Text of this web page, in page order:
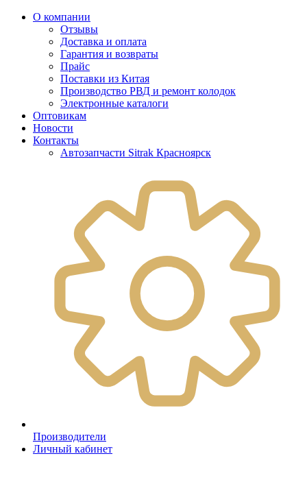
О компании
Отзывы
Доставка и оплата
Гарантия и возвраты
Прайс
Поставки из Китая
Производство РВД и ремонт колодок
Электронные каталоги
Оптовикам
Новости
Контакты
Автозапчасти Sitrak Красноярск
Производители
Личный кабинет